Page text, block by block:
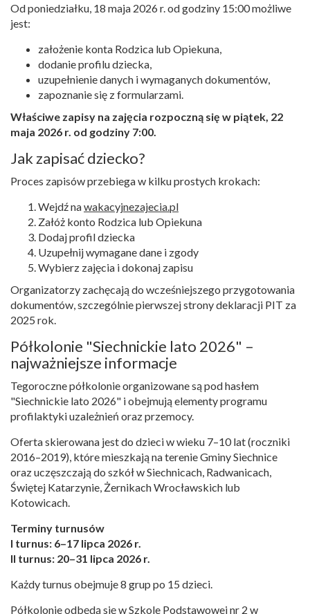
Od poniedziałku, 18 maja 2026 r. od godziny 15:00 możliwe
jest:
założenie konta Rodzica lub Opiekuna,
dodanie profilu dziecka,
uzupełnienie danych i wymaganych dokumentów,
zapoznanie się z formularzami.
Właściwe zapisy na zajęcia rozpoczną się w piątek, 22
maja 2026 r. od godziny 7:00.
Jak zapisać dziecko?
Proces zapisów przebiega w kilku prostych krokach:
Wejdź nawakacyjnezajecia.pl
Załóż konto Rodzica lub Opiekuna
Dodaj profil dziecka
Uzupełnij wymagane dane i zgody
Wybierz zajęcia i dokonaj zapisu
Organizatorzy zachęcają do wcześniejszego przygotowania
dokumentów, szczególnie pierwszej strony deklaracji PIT za
2025 rok.
Półkolonie "Siechnickie lato 2026" –
najważniejsze informacje
Tegoroczne półkolonie organizowane są pod hasłem
"Siechnickie lato 2026" i obejmują elementy programu
profilaktyki uzależnień oraz przemocy.
Oferta skierowana jest do dzieci w wieku 7–10 lat (roczniki
2016–2019), które mieszkają na terenie Gminy Siechnice
oraz uczęszczają do szkół w Siechnicach, Radwanicach,
Świętej Katarzynie, Żernikach Wrocławskich lub
Kotowicach.
Terminy turnusów
I turnus: 6–17 lipca 2026 r.
II turnus: 20–31 lipca 2026 r.
Każdy turnus obejmuje 8 grup po 15 dzieci.
Półkolonie odbędą się w Szkole Podstawowej nr 2 w